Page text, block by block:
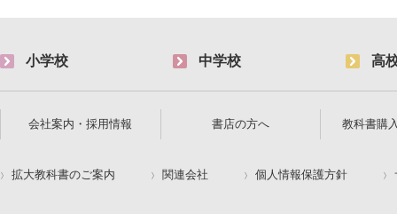
小学校 中学校 高
会社案内・採用情報 書店の方へ 教科書購
拡大教科書のご案内 関連会社 個人情報保護方針